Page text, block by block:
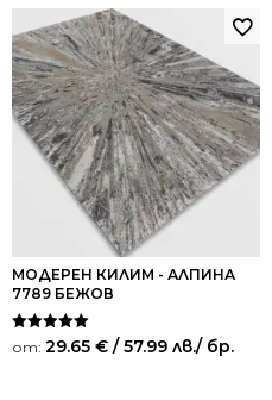
МОДЕРЕН КИЛИМ - АЛПИНА
7789 БЕЖОВ
Оценено на
5.00
от: 29.65 € / 57.99 лв./ бр.